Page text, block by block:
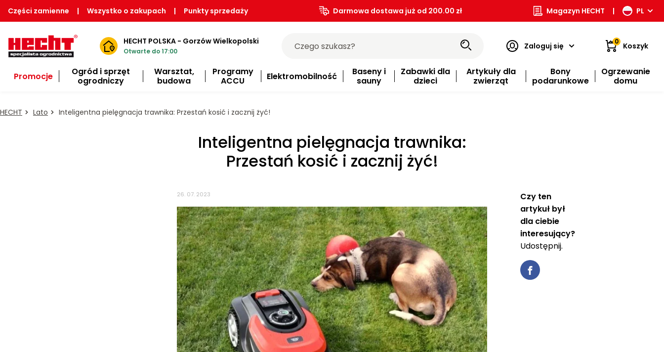
Części zamienne | Wszystko o zakupach | Punkty sprzedaży Darmowa dostawa już od 200.00 zł Magazyn HECHT | PL
HECHT POLSKA - Gorzów Wielkopolski
Otwarte do 17:00
Zaloguj się 0 Koszyk
Promocje
Ogród i sprzęt
ogrodniczy
Warsztat,
budowa
Programy
ACCU
Elektromobilność
Baseny i
sauny
Zabawki dla
dzieci
Artykuły dla
zwierząt
Bony
podarunkowe
Ogrzewanie
domu
HECHT Lato Inteligentna pielęgnacja trawnika: Przestań kosić i zacznij żyć!
Inteligentna pielęgnacja trawnika:
Przestań kosić i zacznij żyć!
26. 07. 2023
Czy ten
artykuł był
dla ciebie
interesujący?
Udostępnij.